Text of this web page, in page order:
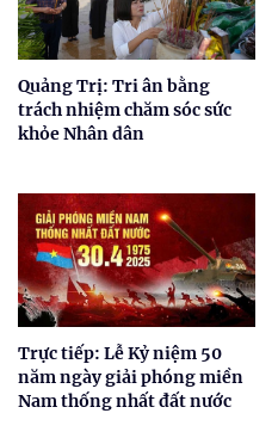
Quảng Trị: Tri ân bằng
trách nhiệm chăm sóc sức
khỏe Nhân dân
Trực tiếp: Lễ Kỷ niệm 50
năm ngày giải phóng miền
Nam thống nhất đất nước